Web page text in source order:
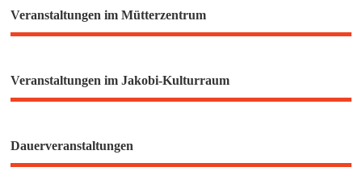
Veranstaltungen im Mütterzentrum
Veranstaltungen im Jakobi-Kulturraum
Dauerveranstaltungen